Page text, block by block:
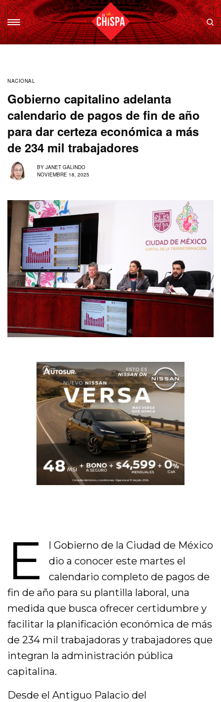
NACIONAL
Gobierno capitalino adelanta
calendario de pagos de fin de año
para dar certeza económica a más
de 234 mil trabajadores
BY JANET GALINDO
NOVIEMBRE 18, 2025
E
l Gobierno de la Ciudad de México
dio a conocer este martes el
calendario completo de pagos de
fin de año para su plantilla laboral, una
medida que busca ofrecer certidumbre y
facilitar la planificación económica de más
de 234 mil trabajadoras y trabajadores que
integran la administración pública
capitalina.
Desde el Antiguo Palacio del